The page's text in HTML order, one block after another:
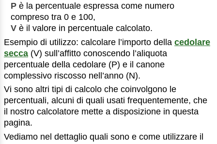
P è la percentuale espressa come numero
compreso tra 0 e 100,
V è il valore in percentuale calcolato.
Esempio di utilizzo: calcolare l’importo della cedolare
secca (V) sull’affitto conoscendo l’aliquota
percentuale della cedolare (P) e il canone
complessivo riscosso nell’anno (N).
Vi sono altri tipi di calcolo che coinvolgono le
percentuali, alcuni di quali usati frequentemente, che
il nostro calcolatore mette a disposizione in questa
pagina.
Vediamo nel dettaglio quali sono e come utilizzare il